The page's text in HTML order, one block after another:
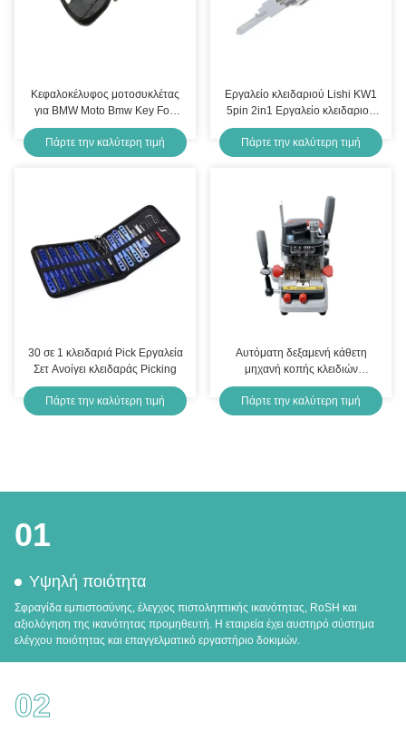
Κεφαλοκέλυφος μοτοσυκλέτας
για BMW Moto Bmw Key Fob
αντικατάσταση Κεφαλοκέλυφος
Πάρτε την καλύτερη τιμή
Εργαλείο κλειδαριού Lishi KW1
5pin 2in1 Εργαλείο κλειδαριού
και αποκωδικοποιητή
Πάρτε την καλύτερη τιμή
30 σε 1 κλειδαριά Pick Εργαλεία
Σετ Ανοίγει κλειδαράς Picking
Πάρτε την καλύτερη τιμή
Αυτόματη δεξαμενή κάθετη
μηχανή κοπής κλειδιών
αυτοκινήτου εργαλεία
κλειδαριού Xhorse Condox
Πάρτε την καλύτερη τιμή
01
Υψηλή ποιότητα
Σφραγίδα εμπιστοσύνης, έλεγχος πιστοληπτικής ικανότητας, RoSH και
αξιολόγηση της ικανότητας προμηθευτή. Η εταιρεία έχει αυστηρό σύστημα
ελέγχου ποιότητας και επαγγελματικό εργαστήριο δοκιμών.
02